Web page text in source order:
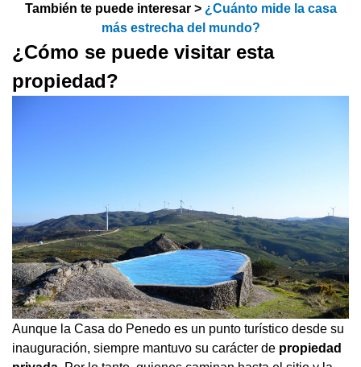
También te puede interesar > ¿Cuánto mide la casa
más estrecha del mundo?
¿Cómo se puede visitar esta
propiedad?
Aunque la Casa do Penedo es un punto turístico desde su
inauguración, siempre mantuvo su carácter de propiedad